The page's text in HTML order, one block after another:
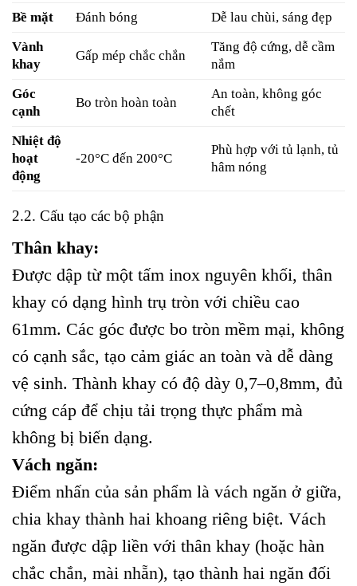
Bề mặt
Đánh bóng
Dễ lau chùi, sáng đẹp
Vành
khay
Gấp mép chắc chắn
Tăng độ cứng, dễ cầm
nắm
Góc
cạnh
Bo tròn hoàn toàn
An toàn, không góc
chết
Nhiệt độ
hoạt
động
-20°C đến 200°C
Phù hợp với tủ lạnh, tủ
hâm nóng
2.2. Cấu tạo các bộ phận
Thân khay:
Được dập từ một tấm inox nguyên khối, thân
khay có dạng hình trụ tròn với chiều cao
61mm. Các góc được bo tròn mềm mại, không
có cạnh sắc, tạo cảm giác an toàn và dễ dàng
vệ sinh. Thành khay có độ dày 0,7–0,8mm, đủ
cứng cáp để chịu tải trọng thực phẩm mà
không bị biến dạng.
Vách ngăn:
Điểm nhấn của sản phẩm là vách ngăn ở giữa,
chia khay thành hai khoang riêng biệt. Vách
ngăn được dập liền với thân khay (hoặc hàn
chắc chắn, mài nhẵn), tạo thành hai ngăn đối